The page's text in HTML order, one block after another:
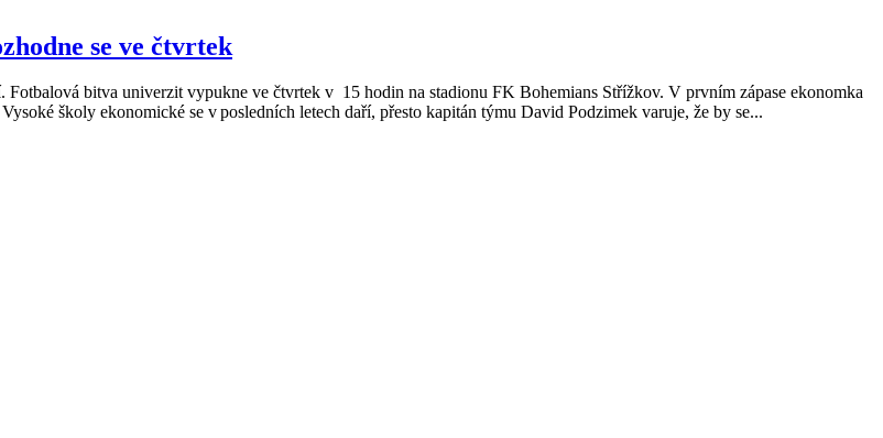
se ve čtvrtek
bitva univerzit vypukne ve čtvrtek v 15 hodin na stadionu FK Bohemians Střížkov. V prvním zápase ekonomka
školy ekonomické se v posledních letech daří, přesto kapitán týmu David Podzimek varuje, že by se...